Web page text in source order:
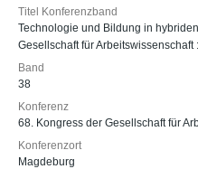
Titel Konferenzband
Technologie und Bildung in
Gesellschaft für Arbeitswissenschaft
Band
38
Konferenz
68. Kongress der Gesellschaft für
Konferenzort
Magdeburg